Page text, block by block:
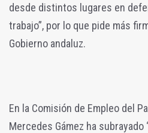
desde distintos lugares en
trabajo”, por lo que pide más
Gobierno andaluz.
En la Comisión de Empleo del
Mercedes Gámez ha